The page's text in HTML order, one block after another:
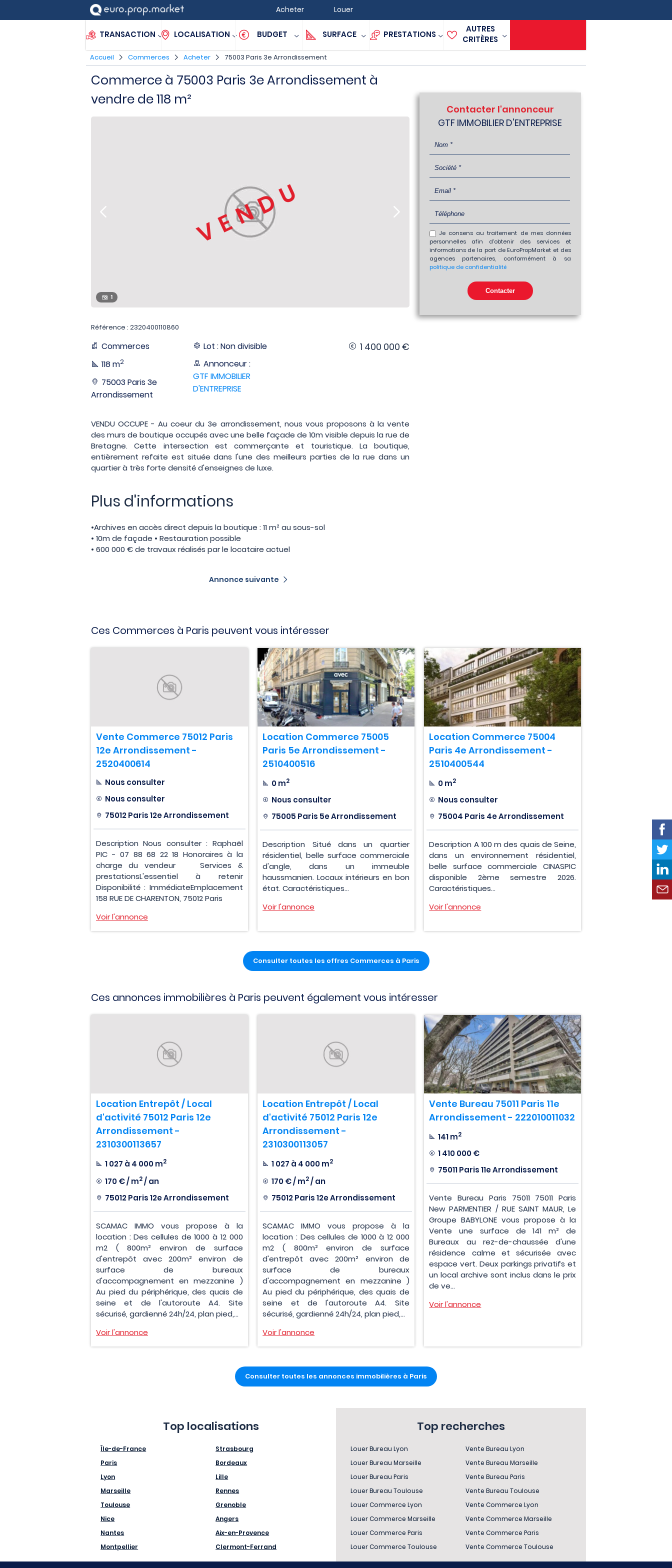
Acheter Louer
TRANSACTION LOCALISATION BUDGET SURFACE PRESTATIONS
AUTRES
CRITÈRES
Accueil Commerces Acheter 75003 Paris 3e Arrondissement
Commerce à 75003 Paris 3e Arrondissement à
vendre de 118 m²
VENDU
1
Référence : 2320400110860
Commerces
118 m2
75003 Paris 3e
Arrondissement
Lot : Non divisible
Annonceur :
GTF IMMOBILIER
D'ENTREPRISE
1 400 000 €
VENDU OCCUPE - Au coeur du 3e arrondissement, nous vous proposons à la vente
des murs de boutique occupés avec une belle façade de 10m visible depuis la rue de
Bretagne. Cette intersection est commerçante et touristique. La boutique,
entièrement refaite est située dans l'une des meilleurs parties de la rue dans un
quartier à très forte densité d'enseignes de luxe.
Plus d'informations
•Archives en accès direct depuis la boutique : 11 m² au sous-sol
• 10m de façade • Restauration possible
• 600 000 € de travaux réalisés par le locataire actuel
Annonce suivante
Contacter l'annonceur
GTF IMMOBILIER D'ENTREPRISE
Je consens au traitement de mes données
personnelles afin d'obtenir des services et
informations de la part de EuroPropMarket et des
agences partenaires, conformément à sa
politique de confidentialité
Ces Commerces à Paris peuvent vous intéresser
Vente Commerce 75012 Paris
12e Arrondissement -
2520400614
Nous consulter
Nous consulter
75012 Paris 12e Arrondissement
Description Nous consulter : Raphaël
PIC - 07 88 68 22 18 Honoraires à la
charge du vendeur Services &
prestationsL'essentiel à retenir
Disponibilité : ImmédiateEmplacement
158 RUE DE CHARENTON, 75012 Paris
Voir l'annonce
Location Commerce 75005
Paris 5e Arrondissement -
2510400516
0 m2
Nous consulter
75005 Paris 5e Arrondissement
Description Situé dans un quartier
résidentiel, belle surface commerciale
d'angle, dans un immeuble
haussmanien. Locaux intérieurs en bon
état. Caractéristiques...
Voir l'annonce
Location Commerce 75004
Paris 4e Arrondissement -
2510400544
0 m2
Nous consulter
75004 Paris 4e Arrondissement
Description A 100 m des quais de Seine,
dans un environnement résidentiel,
belle surface commerciale CINASPIC
disponible 2ème semestre 2026.
Caractéristiques...
Voir l'annonce
Consulter toutes les offres Commerces à Paris
Ces annonces immobilières à Paris peuvent également vous intéresser
Location Entrepôt / Local
d'activité 75012 Paris 12e
Arrondissement -
2310300113657
1 027 à 4 000 m2
170 € / m2/ an
75012 Paris 12e Arrondissement
SCAMAC IMMO vous propose à la
location : Des cellules de 1000 à 12 000
m2 ( 800m² environ de surface
d'entrepôt avec 200m² environ de
surface de bureaux
d'accompagnement en mezzanine )
Au pied du périphérique, des quais de
seine et de l'autoroute A4. Site
sécurisé, gardienné 24h/24, plan pied,...
Voir l'annonce
Location Entrepôt / Local
d'activité 75012 Paris 12e
Arrondissement -
2310300113057
1 027 à 4 000 m2
170 € / m2/ an
75012 Paris 12e Arrondissement
SCAMAC IMMO vous propose à la
location : Des cellules de 1000 à 12 000
m2 ( 800m² environ de surface
d'entrepôt avec 200m² environ de
surface de bureaux
d'accompagnement en mezzanine )
Au pied du périphérique, des quais de
seine et de l'autoroute A4. Site
sécurisé, gardienné 24h/24, plan pied,...
Voir l'annonce
Vente Bureau 75011 Paris 11e
Arrondissement - 222010011032
141 m2
1 410 000 €
75011 Paris 11e Arrondissement
Vente Bureau Paris 75011 75011 Paris
New PARMENTIER / RUE SAINT MAUR, Le
Groupe BABYLONE vous propose à la
Vente une surface de 141 m² de
Bureaux au rez-de-chaussée d'une
résidence calme et sécurisée avec
espace vert. Deux parkings privatifs et
un local archive sont inclus dans le prix
de ve...
Voir l'annonce
Consulter toutes les annonces immobilières à Paris
Top localisations
Île-de-France
Paris
Lyon
Marseille
Toulouse
Nice
Nantes
Montpellier
Strasbourg
Bordeaux
Lille
Rennes
Grenoble
Angers
Aix-en-Provence
Clermont-Ferrand
Top recherches
Louer Bureau Lyon
Louer Bureau Marseille
Louer Bureau Paris
Louer Bureau Toulouse
Louer Commerce Lyon
Louer Commerce Marseille
Louer Commerce Paris
Louer Commerce Toulouse
Vente Bureau Lyon
Vente Bureau Marseille
Vente Bureau Paris
Vente Bureau Toulouse
Vente Commerce Lyon
Vente Commerce Marseille
Vente Commerce Paris
Vente Commerce Toulouse